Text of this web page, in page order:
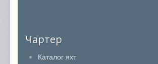
Чартер
Каталог яхт